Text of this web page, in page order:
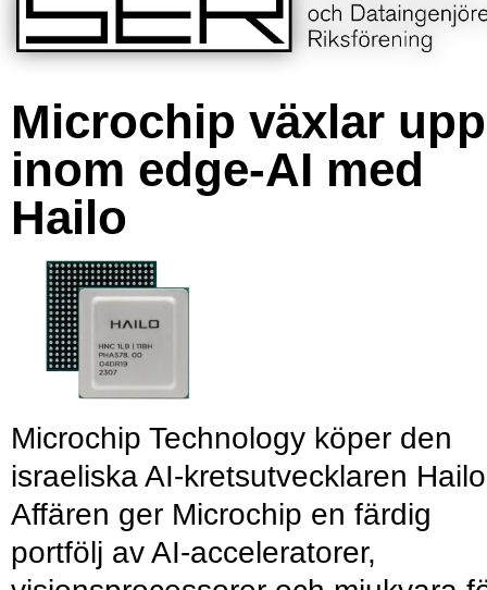
Microchip växlar upp
inom edge-AI med
Hailo
Microchip Technology köper den
israeliska AI-kretsutvecklaren
Affären ger Microchip en färdig
portfölj av AI-acceleratorer,